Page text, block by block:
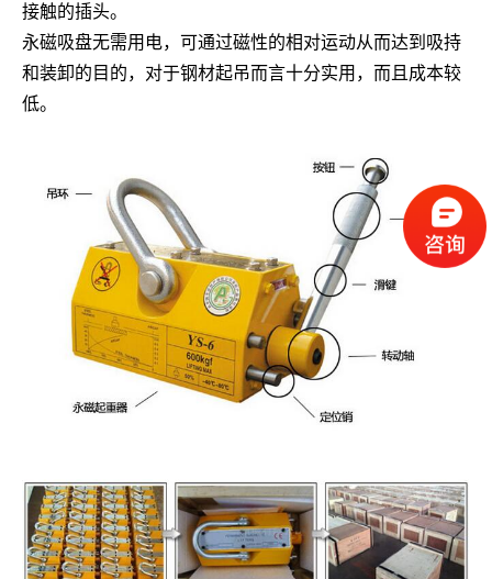
接触的插头。
永磁吸盘无需用电，可通过磁性的相对运动从而达到吸持
和装卸的目的，对于钢材起吊而言十分实用，而且成本较
低。